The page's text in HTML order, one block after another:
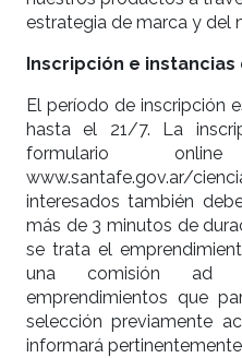
estrategia de marca y del
Inscripción e
El período de inscripción
hasta el 21/7. La
formulario
www.santafe.gov.ar/
interesados también
más de 3 minutos de
se trata el
una comisión ad
emprendimientos que
selección previamente
informará